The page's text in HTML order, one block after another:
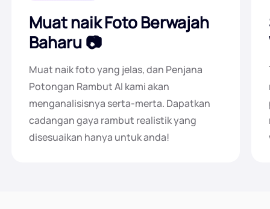
Muat naik Foto Berwajah
Baharu
Muat naik foto yang jelas, dan Penjana
Potongan Rambut AI kami akan
menganalisisnya serta-merta. Dapatkan
cadangan gaya rambut realistik yang
disesuaikan hanya untuk anda!